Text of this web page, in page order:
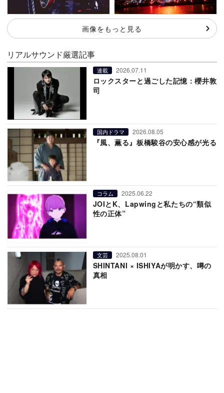
画像をもっと見る
リアルサウンド厳選記事
連載 2026.07.11
ロックスターと過ごした記憶：櫻井敦
司
国内ドラマ 2026.08.05
『風、薫る』板橋駿谷の安心感が光る
コラム 2025.06.22
JOIとK、Lapwingと私たちの“類似
性の正体”
文芸 2025.08.01
SHINTANI × ISHIYAが明かす、噂の
真相